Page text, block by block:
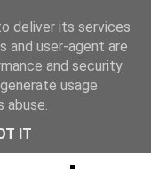
deliver its services
and user-agent are
and security
usage
abuse.
IT